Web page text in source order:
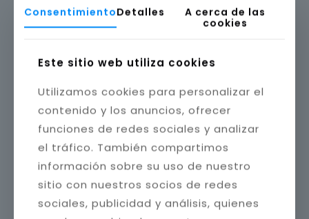
ConsentimientoDetalles
A cerca de las
cookies
Este sitio web utiliza cookies
Utilizamos cookies para personalizar el
contenido y los anuncios, ofrecer
funciones de redes sociales y analizar
el tráfico. También compartimos
información sobre su uso de nuestro
sitio con nuestros socios de redes
sociales, publicidad y análisis, quienes